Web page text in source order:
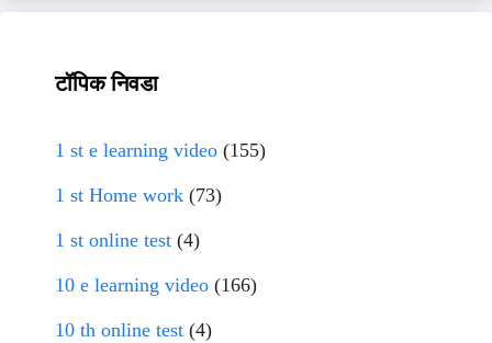
टॉपिक निवडा
1 st e learning video (155)
1 st Home work (73)
1 st online test (4)
10 e learning video (166)
10 th online test (4)